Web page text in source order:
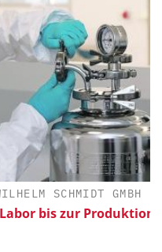
SCHMIDT GMBH
bis zur Produktion